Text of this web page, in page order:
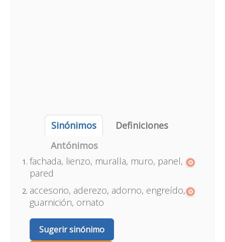
Sinónimos
Definiciones
Antónimos
fachada, lienzo, muralla, muro, panel,
pared
accesorio, aderezo, adorno, engreído,
guarnición, ornato
Sugerir sinónimo